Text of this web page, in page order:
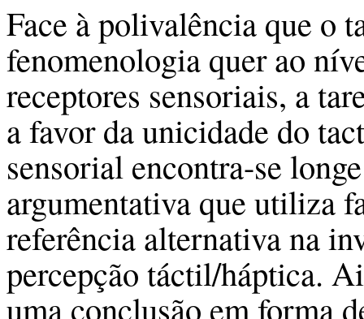
Face à polivalência que o
fenomenologia quer ao
receptores sensoriais, a
a favor da unicidade do
sensorial encontra-se
argumentativa que utiliza
referência alternativa na
percepção táctil/háptica.
uma conclusão em forma